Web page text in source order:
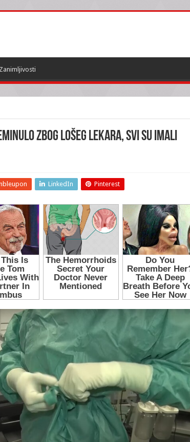
Zanimljivosti
zbog lošeg lekara, svi su imali
LinkedIn Pinterest